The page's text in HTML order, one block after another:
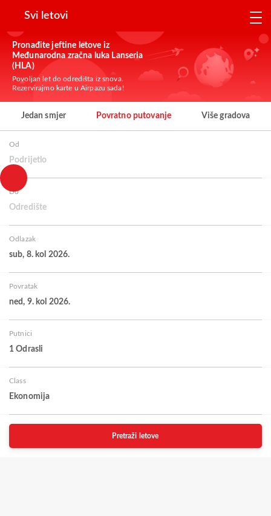
Svi letovi
Pronađite jeftine letove iz
Međunarodna zračna luka Lanseria
(HLA)
Povoljan let do odredišta iz snova.
Rezervirajmo karte u Airpazu sada!
Jedan smjer Povratno putovanje Više gradova
Od
Podrijetlo
Do
Odredište
Odlazak
sub, 8. kol 2026.
Povratak
ned, 9. kol 2026.
Putnici
1 Odrasli
Class
Ekonomija
Pretraži letove